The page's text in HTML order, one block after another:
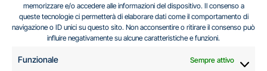
memorizzare e/o accedere alle informazioni del dispositivo. Il consenso a
queste tecnologie ci permetterà di elaborare dati come il comportamento di
navigazione o ID unici su questo sito. Non acconsentire o ritirare il consenso può
influire negativamente su alcune caratteristiche e funzioni.
Funzionale Sempre attivo
Centro Analisi e Studi Italus © Tutti i diritti riservati